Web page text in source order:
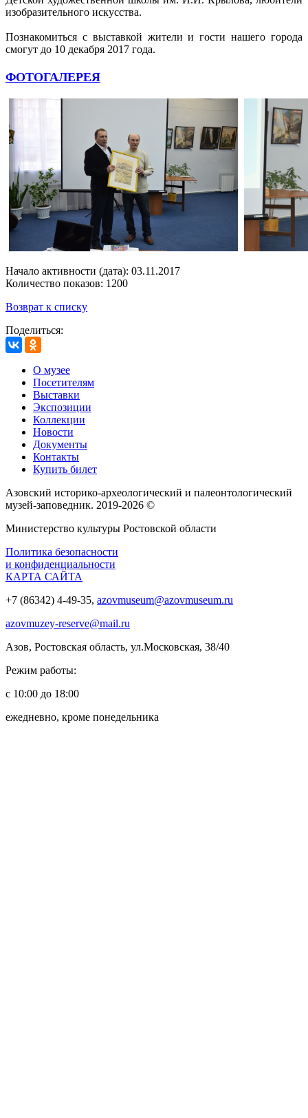
изобразительного искусства.
Познакомиться с выставкой жители и гости нашего города
смогут до 10 декабря 2017 года.
ФОТОГАЛЕРЕЯ
Начало активности (дата): 03.11.2017
Количество показов: 1200
Возврат к списку
Поделиться:
О музее
Посетителям
Выставки
Экспозиции
Коллекции
Новости
Документы
Контакты
Купить билет
Азовский историко‑археологический и палеонтологический
музей‑заповедник. 2019-2026 ©
Министерство культуры Ростовской области
Политика безопасности
и конфиденциальности
КАРТА САЙТА
+7 (86342) 4-49-35, azovmuseum@azovmuseum.ru
azovmuzey-reserve@mail.ru
Азов, Ростовская область, ул.Московская, 38/40
Режим работы:
с 10:00 до 18:00
ежедневно, кроме понедельника